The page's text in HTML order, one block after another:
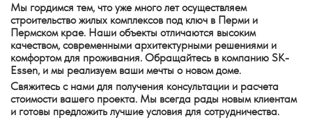
Мы гордимся тем, что уже много лет осуществляем
строительство жилых комплексов под ключ в Перми и
Пермском крае. Наши объекты отличаются высоким
качеством, современными архитектурными решениями и
комфортом для проживания. Обращайтесь в компанию SK-
Essen, и мы реализуем ваши мечты о новом доме.
Свяжитесь с нами для получения консультации и расчета
стоимости вашего проекта. Мы всегда рады новым клиентам
и готовы предложить лучшие условия для сотрудничества.